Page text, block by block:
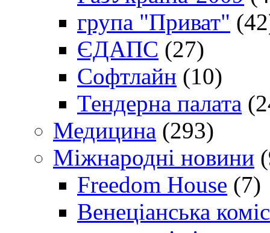
група "Приват"
ЄДАПС (27)
Софтлайн (10)
Тендерна палата
Медицина (293)
Міжнародні новини
Freedom House (7)
Венеціанська